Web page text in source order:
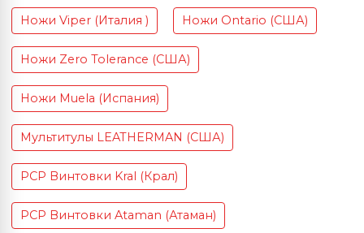
Ножи Viper (Италия ) Ножи Ontario (США)
Ножи Zero Tolerance (США)
Ножи Muela (Испания)
Мультитулы LEATHERMAN (США)
PCP Винтовки Kral (Крал)
PCP Винтовки Ataman (Атаман)